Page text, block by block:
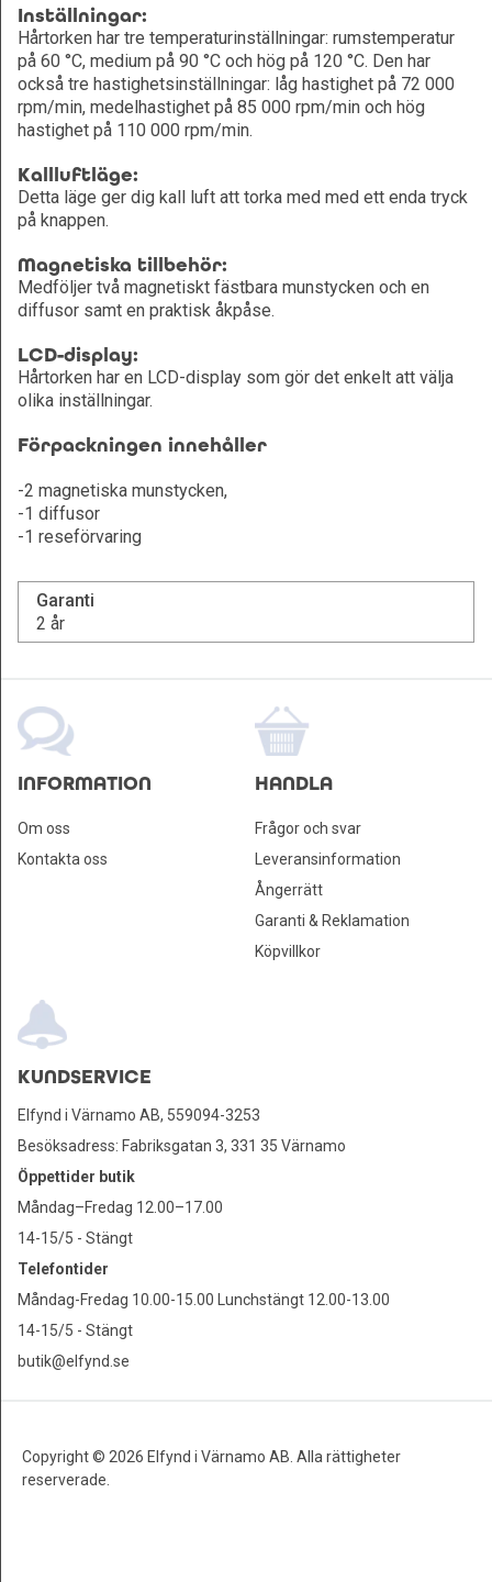
Inställningar:
Hårtorken har tre temperaturinställningar: rumstemperatur
på 60 °C, medium på 90 °C och hög på 120 °C. Den har
också tre hastighetsinställningar: låg hastighet på 72 000
rpm/min, medelhastighet på 85 000 rpm/min och hög
hastighet på 110 000 rpm/min.
Kallluftläge:
Detta läge ger dig kall luft att torka med med ett enda tryck
på knappen.
Magnetiska tillbehör:
Medföljer två magnetiskt fästbara munstycken och en
diffusor samt en praktisk åkpåse.
LCD-display:
Hårtorken har en LCD-display som gör det enkelt att välja
olika inställningar.
Förpackningen innehåller
-2 magnetiska munstycken,
-1 diffusor
-1 reseförvaring
Garanti
2 år
INFORMATION
Om oss
Kontakta oss
HANDLA
Frågor och svar
Leveransinformation
Ångerrätt
Garanti & Reklamation
Köpvillkor
KUNDSERVICE
Elfynd i Värnamo AB, 559094-3253
Besöksadress: Fabriksgatan 3, 331 35 Värnamo
Öppettider butik
Måndag–Fredag 12.00–17.00
14-15/5 - Stängt
Telefontider
Måndag-Fredag 10.00-15.00 Lunchstängt 12.00-13.00
14-15/5 - Stängt
butik@elfynd.se
Copyright © 2026 Elfynd i Värnamo AB. Alla rättigheter
reserverade.